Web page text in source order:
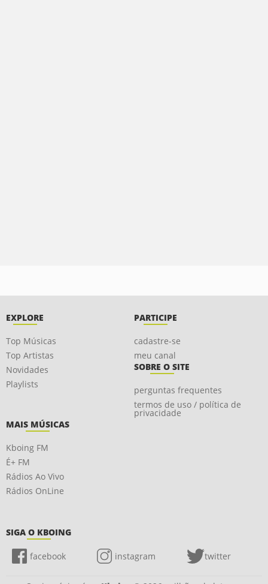
EXPLORE
Top Músicas
Top Artistas
Novidades
Playlists
PARTICIPE
cadastre-se
meu canal
SOBRE O SITE
perguntas frequentes
termos de uso / política de
privacidade
MAIS MÚSICAS
Kboing FM
É+ FM
Rádios Ao Vivo
Rádios OnLine
SIGA O KBOING
facebook instagram twitter